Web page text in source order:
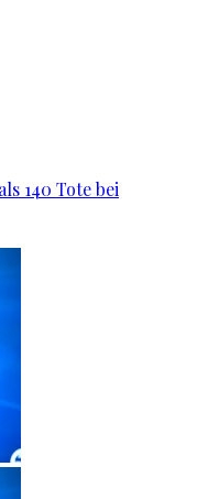
140 Tote bei